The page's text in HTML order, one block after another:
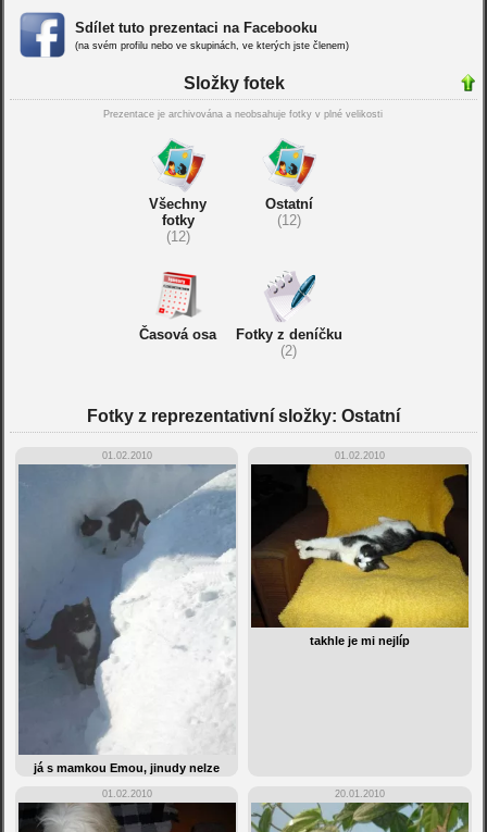
Sdílet tuto prezentaci na Facebooku
(na svém profilu nebo ve skupinách, ve kterých jste členem)
Složky fotek
Prezentace je archivována a neobsahuje fotky v plné velikosti
Všechny
fotky
(12)
Ostatní
(12)
Časová osa
Fotky z deníčku
(2)
Fotky z reprezentativní složky: Ostatní
01.02.2010
já s mamkou Emou, jinudy nelze
01.02.2010
takhle je mi nejlíp
01.02.2010 20.01.2010